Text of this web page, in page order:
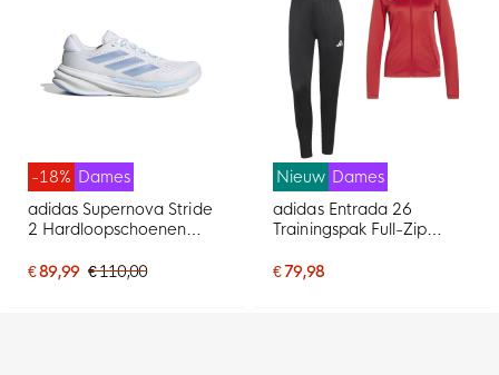
-18% Dames
adidas Supernova Stride
2 Hardloopschoenen
€ 89,99 € 110,00
Nieuw Dames
adidas Entrada 26
Trainingspak Full-Zip
€ 79,98